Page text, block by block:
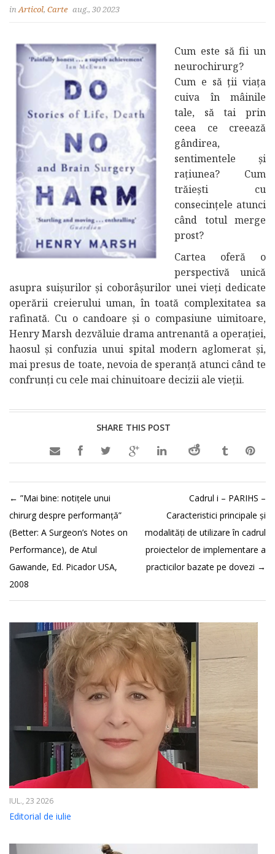
inArticol, Carte aug., 30 2023
Cum este să fii un
neurochirurg?
Cum e să ții viața
cuiva în mâinile
tale, să tai prin
ceea ce creează
gândirea,
sentimentele și
rațiunea? Cum
trăiești cu
consecințele atunci
când totul merge
prost?
Cartea oferă o
perspectivă unică
asupra suișurilor și coborâșurilor unei vieți dedicate
operării creierului uman, în toată complexitatea sa
rafinată. Cu o candoare și o compasiune uimitoare,
Henry Marsh dezvăluie drama antrenantă a operației,
haosul și confuzia unui spital modern aglomerat și,
mai presus de toate, nevoia de speranță atunci când te
confrunți cu cele mai chinuitoare decizii ale vieții.
SHARE THIS POST

← ”Mai bine: notițele unui
chirurg despre performanță”
(Better: A Surgeon’s Notes on
Performance), de Atul
Gawande, Ed. Picador USA,
2008
Cadrul i – PARIHS –
Caracteristici principale și
modalități de utilizare în cadrul
proiectelor de implementare a
practicilor bazate pe dovezi →
IUL., 23 2026
Editorial de iulie